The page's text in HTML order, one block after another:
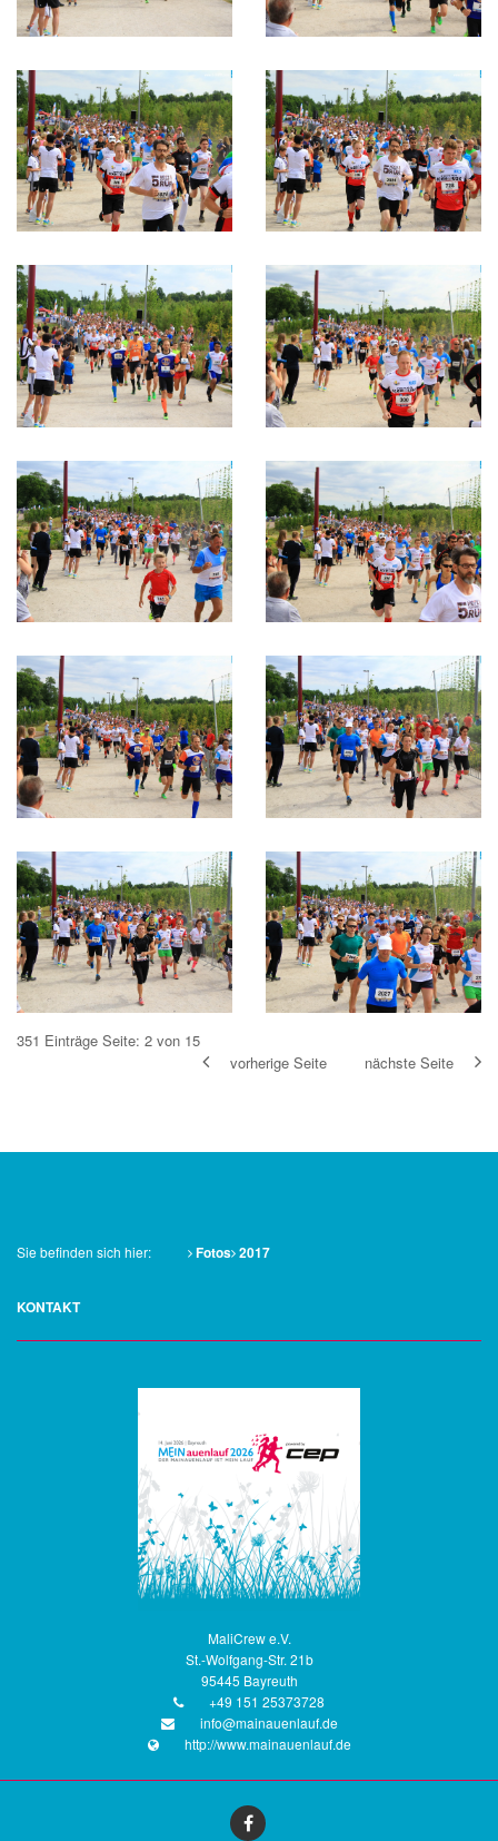
351 Einträge Seite: 2 von 15
vorherige Seite
nächste Seite
Sie befinden sich hier: Fotos 2017
KONTAKT
MaliCrew e.V.
St.-Wolfgang-Str. 21b
95445 Bayreuth
+49 151 25373728
info@mainauenlauf.de
http://www.mainauenlauf.de